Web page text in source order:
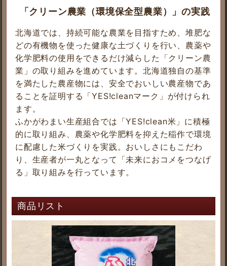
「クリーン農業（環境保全型農業）」の実践
北海道では、持続可能な農業を目指すため、堆肥な
どの有機物を使った健康な土づくりを行い、農薬や
化学肥料の使用をできるだけ減らした「クリーン農
業」の取り組みを進めています。北海道独自の基準
を満たした農産物には、安全でおいしい農産物であ
ることを証明する「YES!cleanマーク」が付けられ
ます。
ふかがわまい生産組合では「YES!clean米」に積極
的に取り組み、農薬や化学肥料を抑えた稲作で環境
に配慮した米づくりを実践。おいしさにもこだわ
り、生産者が一丸となって「未来におコメをつなげ
る」取り組みを行っています。
商品リスト